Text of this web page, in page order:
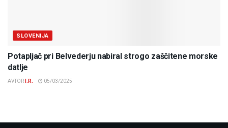
SLOVENIJA
Potapljač pri Belvederju nabiral strogo zaščitene morske
datlje
AVTOR I.R. 05/03/2025